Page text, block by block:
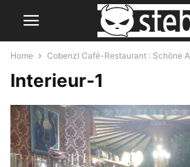
Home Cobenzl Café-Restaurant : Schöne
Interieur-1